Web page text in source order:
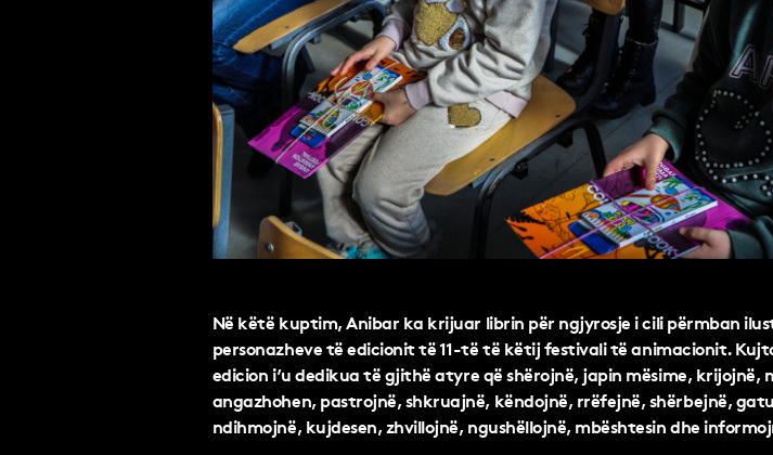
Në këtë kuptim, Anibar ka krijuar librin për ngjyrosje i cili përmban
personazheve të edicionit të 11-të të këtij festivali të animacionit.
edicion i’u dedikua të gjithë atyre që shërojnë, japin mësime, krijojnë,
angazhohen, pastrojnë, shkruajnë, këndojnë, rrëfejnë, shërbejnë,
ndihmojnë, kujdesen, zhvillojnë, ngushëllojnë, mbështesin dhe